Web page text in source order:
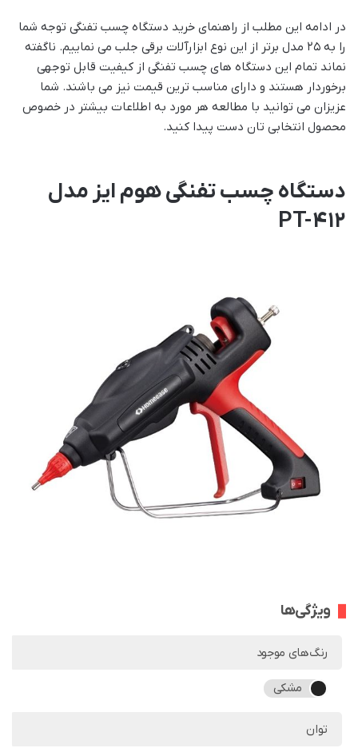
در ادامه این مطلب از راهنمای خرید دستگاه چسب تفنگی توجه شما
را به 25 مدل برتر از این نوع ابزارآلات برقی جلب می نماییم. ناگفته
نماند تمام این دستگاه های چسب تفنگی از کیفیت قابل توجهی
برخوردار هستند و دارای مناسب ترین قیمت نیز می باشند. شما
عزیزان می توانید با مطالعه هر مورد به اطلاعات بیشتر در خصوص
محصول انتخابی تان دست پیدا کنید.
دستگاه چسب تفنگی هوم ایز مدل
PT-412
ویژگی‌ها
رنگ‌های موجود
مشکی
توان